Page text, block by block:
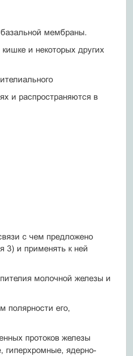
мембраны.
и некоторых других
и рас­пространяются в
с чем предложено
3) и применять к ней
молочной железы и
полярности его,
протоков железы
гиперхромные, ядерно-